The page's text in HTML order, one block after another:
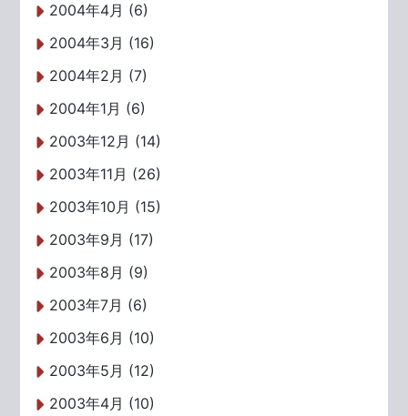
2004年4月 (6)
2004年3月 (16)
2004年2月 (7)
2004年1月 (6)
2003年12月 (14)
2003年11月 (26)
2003年10月 (15)
2003年9月 (17)
2003年8月 (9)
2003年7月 (6)
2003年6月 (10)
2003年5月 (12)
2003年4月 (10)